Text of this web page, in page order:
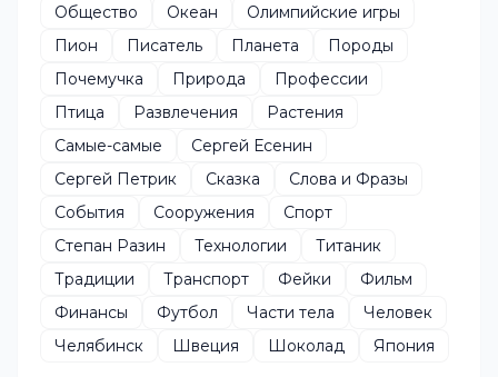
Общество
Океан
Олимпийские игры
Пион
Писатель Планета
Породы
Почемучка
Природа
Профессии
Птица
Развлечения
Растения
Самые-самые
Сергей Есенин
Сергей Петрик
Сказка
Слова и Фразы
События
Сооружения
Спорт
Степан Разин
Технологии
Титаник
Традиции
Транспорт Фейки
Фильм
Финансы
Футбол Части тела
Человек
Челябинск
Швеция Шоколад Япония